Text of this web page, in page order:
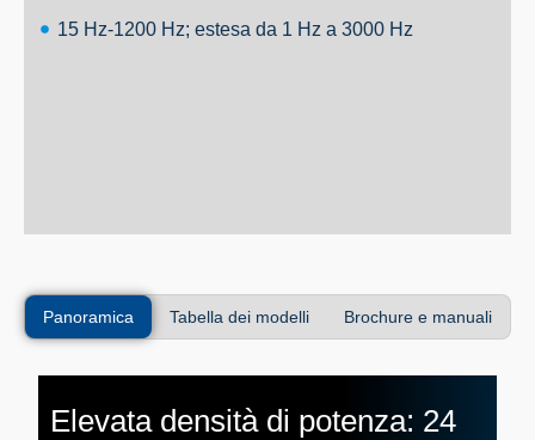
15 Hz-1200 Hz; estesa da 1 Hz a 3000 Hz
Panoramica Tabella dei modelli Brochure e manuali
Elevata densità di potenza: 24